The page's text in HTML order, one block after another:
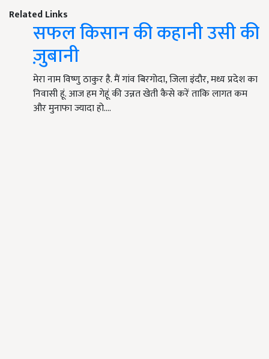
Related Links
सफल किसान की कहानी उसी की
ज़ुबानी
मेरा नाम विष्णु ठाकुर है. मैं गांव बिरगोदा, जिला इंदौर, मध्य प्रदेश का
निवासी हूं. आज हम गेहूं की उन्नत खेती कैसे करें ताकि लागत कम
और मुनाफा ज्यादा हो.…